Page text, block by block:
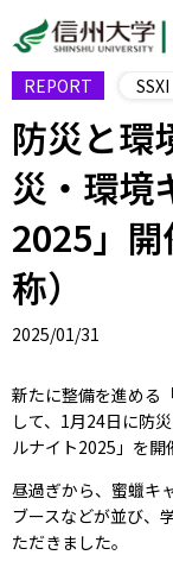
REPORT SSXI
防災と環
災・環境
2025」
称）
2025/01/31
新たに整備を進める
して、1月24日に防
ルナイト2025」を
昼過ぎから、蜜蠟キ
ブースなどが並び、
ただきました。